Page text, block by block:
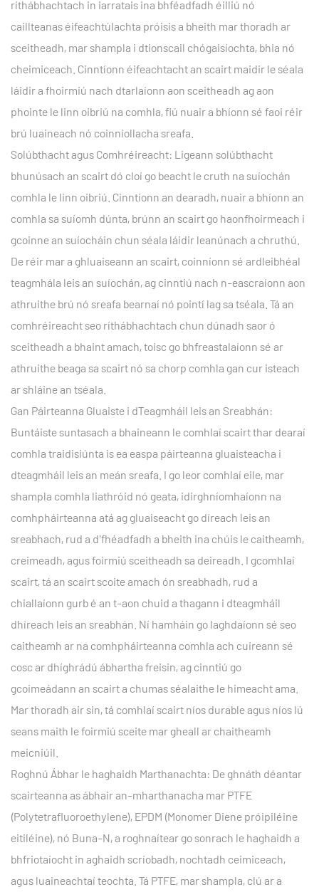
ríthábhachtach in iarratais ina bhféadfadh éilliú nó
caillteanas éifeachtúlachta próisis a bheith mar thoradh ar
sceitheadh, mar shampla i dtionscail chógaisíochta, bhia nó
cheimiceach. Cinntíonn éifeachtacht an scairt maidir le séala
láidir a fhoirmiú nach dtarlaíonn aon sceitheadh ​​ag aon
phointe le linn oibriú na comhla, fiú nuair a bhíonn sé faoi réir
brú luaineach nó coinníollacha sreafa.
Solúbthacht agus Comhréireacht: Ligeann solúbthacht
bhunúsach an scairt dó cloí go beacht le cruth na suíochán
comhla le linn oibriú. Cinntíonn an dearadh, nuair a bhíonn an
comhla sa suíomh dúnta, brúnn an scairt go haonfhoirmeach i
gcoinne an suíocháin chun séala láidir leanúnach a chruthú.
De réir mar a ghluaiseann an scairt, coinníonn sé ardleibhéal
teagmhála leis an suíochán, ag cinntiú nach n-eascraíonn aon
athruithe brú nó sreafa bearnaí nó pointí lag sa tséala. Tá an
comhréireacht seo ríthábhachtach chun dúnadh saor ó
sceitheadh ​​a bhaint amach, toisc go bhfreastalaíonn sé ar
athruithe beaga sa scairt nó sa chorp comhla gan cur isteach
ar shláine an tséala.
Gan Páirteanna Gluaiste i dTeagmháil leis an Sreabhán:
Buntáiste suntasach a bhaineann le comhlaí scairt thar dearaí
comhla traidisiúnta is ea easpa páirteanna gluaisteacha i
dteagmháil leis an meán sreafa. I go leor comhlaí eile, mar
shampla comhla liathróid nó geata, idirghníomhaíonn na
comhpháirteanna atá ag gluaiseacht go díreach leis an
sreabhach, rud a d'fhéadfadh a bheith ina chúis le caitheamh,
creimeadh, agus foirmiú sceitheadh ​​sa deireadh. I gcomhlaí
scairt, tá an scairt scoite amach ón sreabhadh, rud a
chiallaíonn gurb é an t-aon chuid a thagann i dteagmháil
dhíreach leis an sreabhán. Ní hamháin go laghdaíonn sé seo
caitheamh ar na comhpháirteanna comhla ach cuireann sé
cosc ​​​​ar dhíghrádú ábhartha freisin, ag cinntiú go
gcoimeádann an scairt a chumas séalaithe le himeacht ama.
Mar thoradh air sin, tá comhlaí scairt níos durable agus níos lú
seans maith le foirmiú sceite mar gheall ar chaitheamh
meicniúil.
Roghnú Ábhar le haghaidh Marthanachta: De ghnáth déantar
scairteanna as ábhair an-mharthanacha mar PTFE
(Polytetrafluoroethylene), EPDM (Monomer Diene próipiléine
eitiléine), nó Buna-N, a roghnaítear go sonrach le haghaidh a
bhfriotaíocht in aghaidh scríobadh, nochtadh ceimiceach,
agus luaineachtaí teochta. Tá PTFE, mar shampla, clú ar a